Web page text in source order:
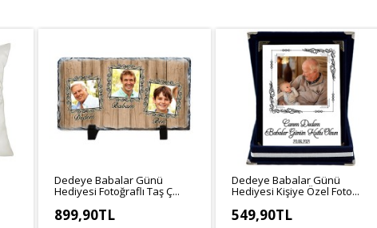
Dedeye Babalar Günü
Hediyesi Fotoğraflı Taş Ç...
899,90TL
Dedeye Babalar Günü
Hediyesi Kişiye Özel Foto...
549,90TL